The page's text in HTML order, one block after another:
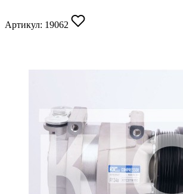
Артикул: 19062